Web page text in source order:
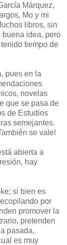
Márquez,
Mo y mi
libros, sin
buena idea, pero
tiempo de
pues en la
novelas
que se pasa de
de Estudios
semejantes.
se vale!
abierta a
hay
si bien es
por
promover la
pretenden
pasada,
es muy